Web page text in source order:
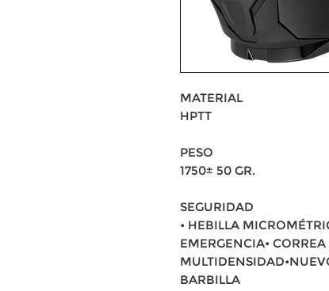
MATERIAL
HPTT
PESO
1750± 50 GR.
SEGURIDAD
• HEBILLA
EMERGENCIA•
BARBILLA